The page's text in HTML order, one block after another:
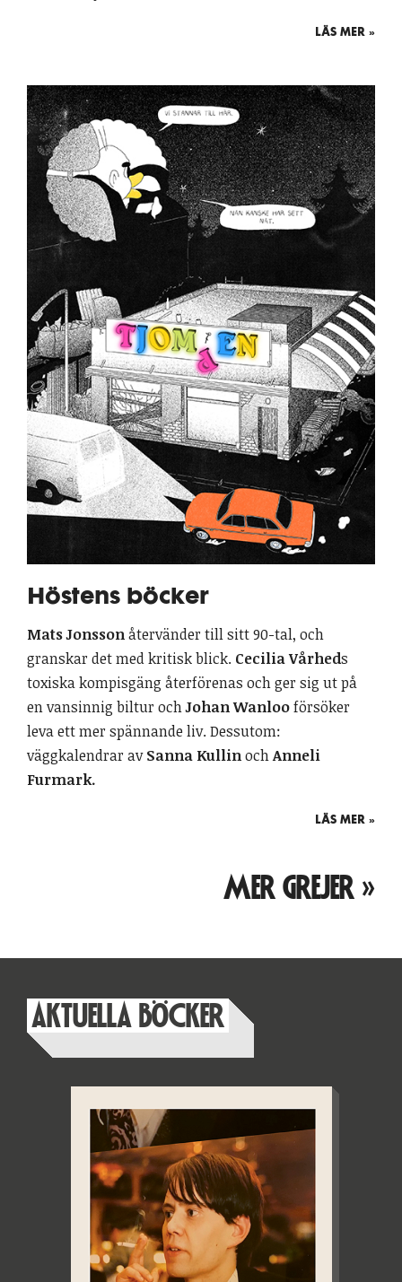
LÄS MER »
Höstens böcker
Mats Jonssonåtervänder till sitt 90-tal, och
granskar det med kritisk blick. Cecilia Vårheds
toxiska kompisgäng återförenas och ger sig ut på
en vansinnig biltur ochJohan Wanlooförsöker
leva ett mer spännande liv. Dessutom:
väggkalendrar avSanna KullinochAnneli
Furmark.
LÄS MER »
MER GREJER »
AKTUELLA BÖCKER